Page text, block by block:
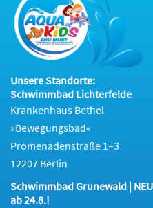
Unsere Standorte:
Schwimmbad Lichterfelde
Krankenhaus Bethel
»Bewegungsbad«
Promenadenstraße 1–3
12207 Berlin
Schwimmbad Grunewald | NEU
ab 24.8.!